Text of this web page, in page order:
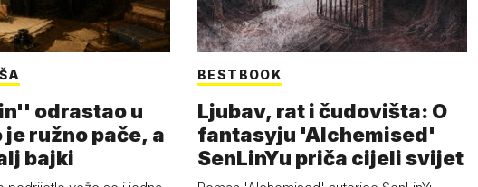
odrastao u
ružno pače, a
bajki
BESTBOOK
Ljubav, rat i čudovišta: O
fantasyju 'Alchemised'
SenLinYu priča cijeli svijet